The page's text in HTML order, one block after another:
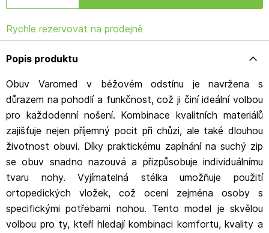
Rychle rezervovat na prodejně
Popis produktu
Obuv Varomed v béžovém odstínu je navržena s
důrazem na pohodlí a funkčnost, což ji činí ideální volbou
pro každodenní nošení. Kombinace kvalitních materiálů
zajišťuje nejen příjemný pocit při chůzi, ale také dlouhou
životnost obuvi. Díky praktickému zapínání na suchý zip
se obuv snadno nazouvá a přizpůsobuje individuálnímu
tvaru nohy. Vyjímatelná stélka umožňuje použití
ortopedických vložek, což ocení zejména osoby s
specifickými potřebami nohou. Tento model je skvělou
volbou pro ty, kteří hledají kombinaci komfortu, kvality a